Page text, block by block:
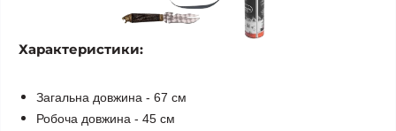
Характеристики:
Загальна довжина - 67 см
Робоча довжина - 45 см